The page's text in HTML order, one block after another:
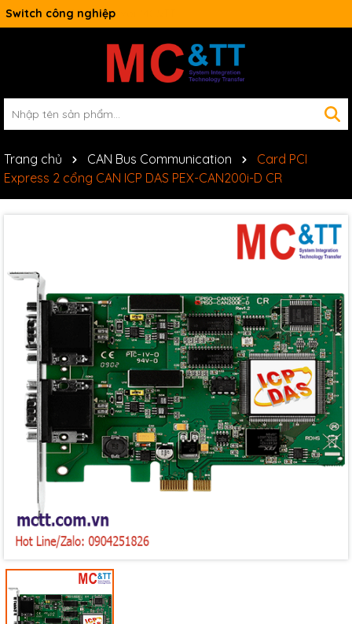
Switch công nghiệp
Trang chủ CAN Bus Communication
Card PCI
Express 2 cổng CAN ICP DAS PEX-CAN200i-D CR
Ngày hết hạn:
Điều kiện: